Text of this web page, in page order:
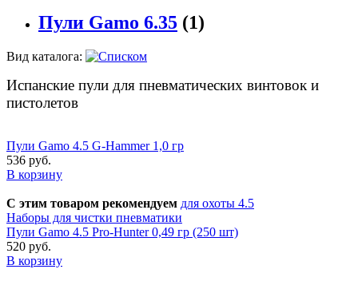
Пули Gamo 6.35 (1)
Вид каталога:
Испанские пули для пневматических винтовок и
пистолетов
Пули Gamo 4.5 G-Hammer 1,0 гр
536 руб.
В корзину
С этим товаром рекомендуем для охоты 4.5
Наборы для чистки пневматики
Пули Gamo 4.5 Pro-Hunter 0,49 гр (250 шт)
520 руб.
В корзину